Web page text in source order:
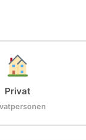
Privat